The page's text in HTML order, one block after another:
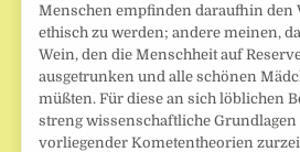
Menschen empfinden daraufhin den
ethisch zu werden; andere meinen,
Wein, den die Menschheit auf
ausgetrunken und alle schönen
müßten. Für diese an sich löblichen
streng wissenschaftliche Grundlagen
vorliegender Kometentheorien